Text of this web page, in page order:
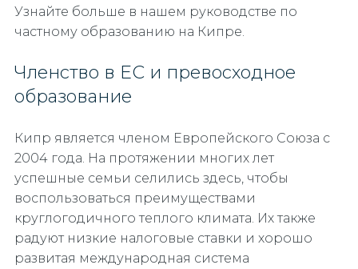
Узнайте больше в нашем руководстве по
частному образованию на Кипре.
Членство в ЕС и превосходное
образование
Кипр является членом Европейского Союза с
2004 года. На протяжении многих лет
успешные семьи селились здесь, чтобы
воспользоваться преимуществами
круглогодичного теплого климата. Их также
радуют низкие налоговые ставки и хорошо
развитая международная система